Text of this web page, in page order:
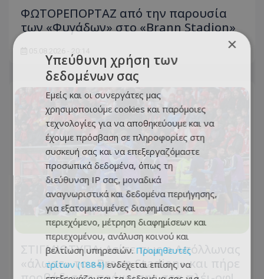
ΦΩΤΟΡΕΠΟΡΤΑΖ από την παρουσία
των «Φυγάδων» στο «Brann Stadion»
ΣΤΙΓΜΙΟΤΥΠΑ: Δείτε πως ο Απόλλωνας
«άλωσε» το «Brann Stadion» και πήρε
×
Υπεύθυνη χρήση των
δεδομένων σας
Εμείς και οι συνεργάτες μας
χρησιμοποιούμε cookies και παρόμοιες
τεχνολογίες για να αποθηκεύουμε και να
έχουμε πρόσβαση σε πληροφορίες στη
συσκευή σας και να επεξεργαζόμαστε
προσωπικά δεδομένα, όπως τη
διεύθυνση IP σας, μοναδικά
αναγνωριστικά και δεδομένα περιήγησης,
για εξατομικευμένες διαφημίσεις και
περιεχόμενο, μέτρηση διαφημίσεων και
περιεχομένου, ανάλυση κοινού και
βελτίωση υπηρεσιών. Προμηθευτές
τρίτων (1884) ενδέχεται επίσης να